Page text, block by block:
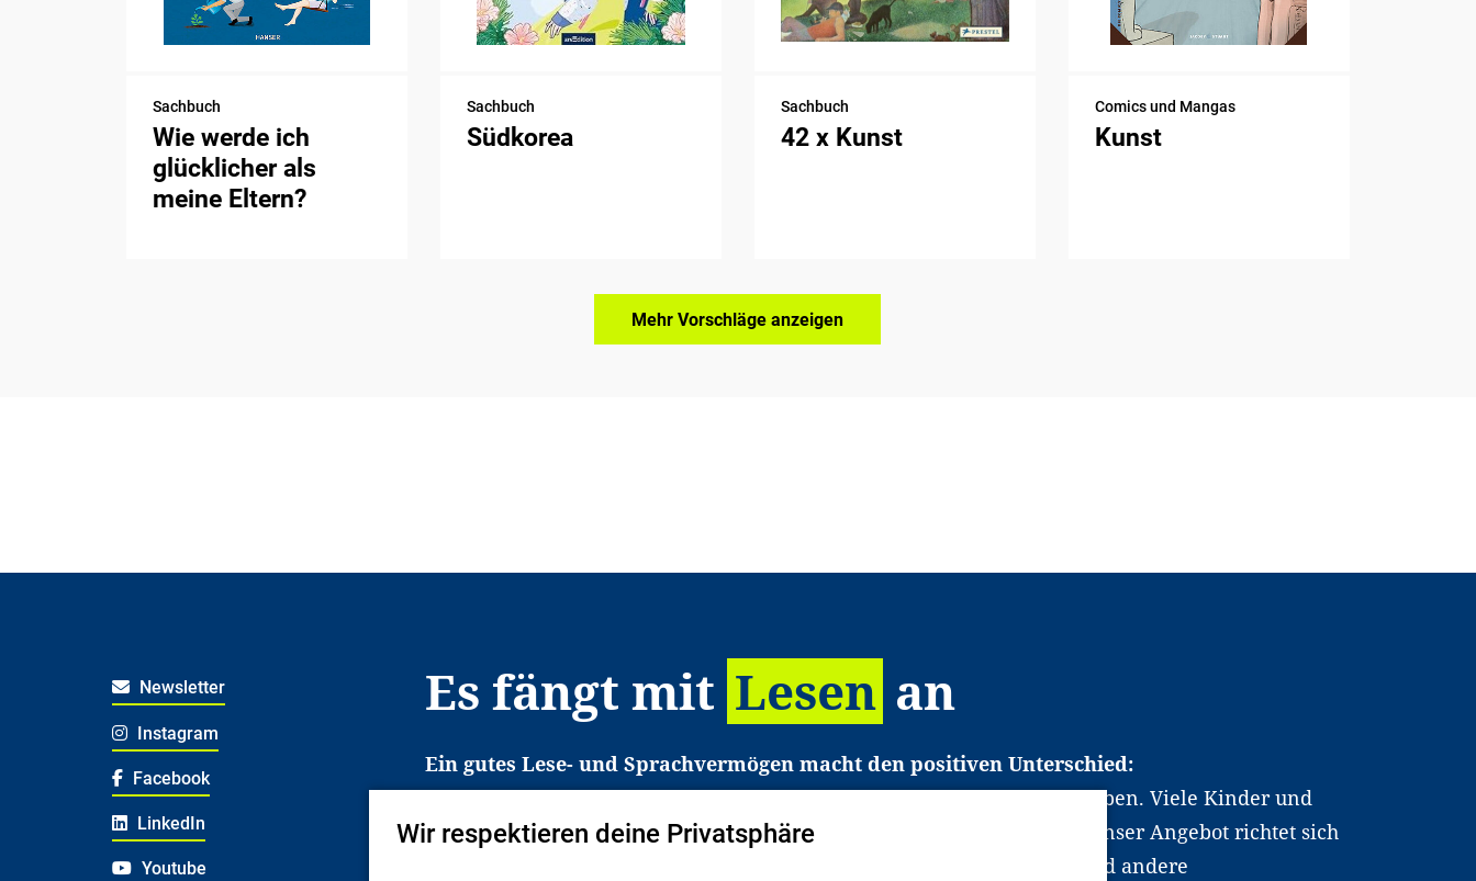
Sachbuch
Wie werde ich
glücklicher als
meine Eltern?
Sachbuch
Südkorea
Sachbuch
42 x Kunst
Comics und Mangas
Kunst
Mehr Vorschläge anzeigen
Newsletter
Instagram
Facebook
LinkedIn
Youtube
Es fängt mit Lesen an
Ein gutes Lese- und Sprachvermögen macht den positiven Unterschied:
Es erleichtert den Zugang zu Bildung und einem erfolgreichen Berufsleben. Viele Kinder und
Jugendliche in Deutschland haben aber große Schwierigkeiten dabei. Unser Angebot richtet sich
deshalb gezielt an Familien sowie an Erzieher*innen, Lehrer*innen und andere
Wir respektieren deine Privatsphäre